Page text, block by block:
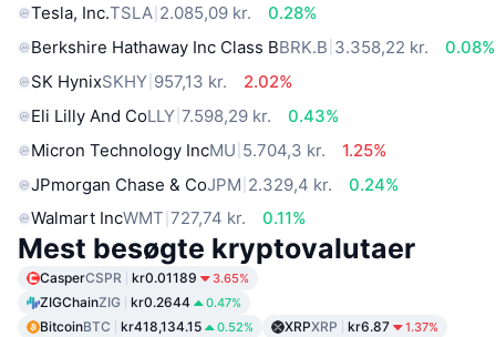
Tesla, Inc.TSLA 2.085,09 kr.
0.28%
Berkshire Hathaway Inc Class BBRK.B 3.358,22 kr.
0.08%
SK HynixSKHY 957,13 kr.
2.02%
Eli Lilly And CoLLY 7.598,29 kr.
0.43%
Micron Technology IncMU 5.704,3 kr.
1.25%
JPmorgan Chase & CoJPM 2.329,4 kr.
0.24%
Walmart IncWMT 727,74 kr. 0.11%
Mest besøgte kryptovalutaer
CasperCSPR kr0.01189 3.65%
ZIGChainZIG kr0.2644 0.47%
BitcoinBTC kr418,134.15 0.52% XRPXRP kr6.87 1.37%